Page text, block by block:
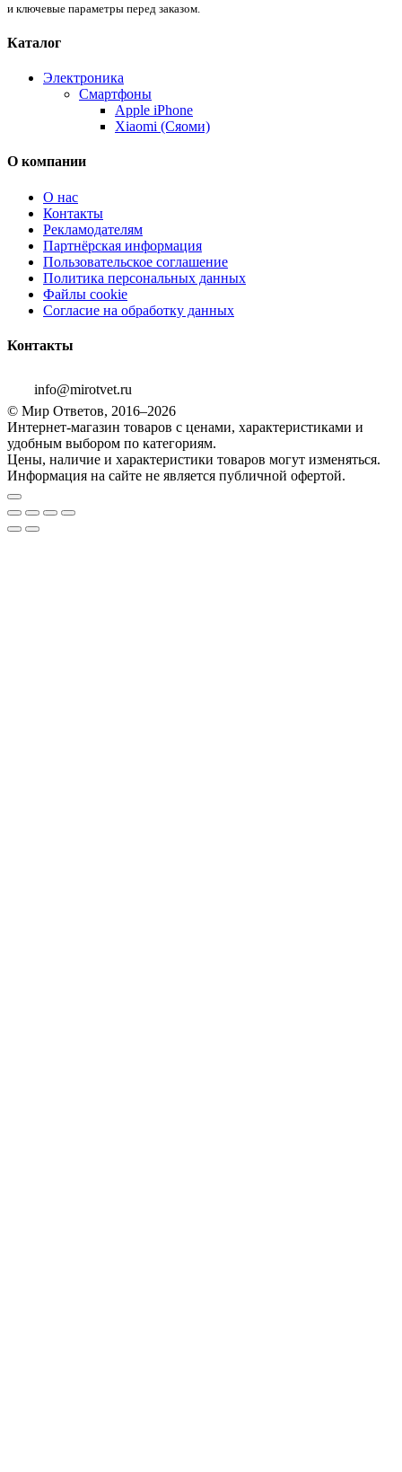
и ключевые параметры перед заказом.
Каталог
Электроника
Смартфоны
Apple iPhone
Xiaomi (Сяоми)
О компании
О нас
Контакты
Рекламодателям
Партнёрская информация
Пользовательское соглашение
Политика персональных данных
Файлы cookie
Согласие на обработку данных
Контакты
info@mirotvet.ru
© Мир Ответов, 2016–2026
Интернет-магазин товаров с ценами, характеристиками и
удобным выбором по категориям.
Цены, наличие и характеристики товаров могут изменяться.
Информация на сайте не является публичной офертой.